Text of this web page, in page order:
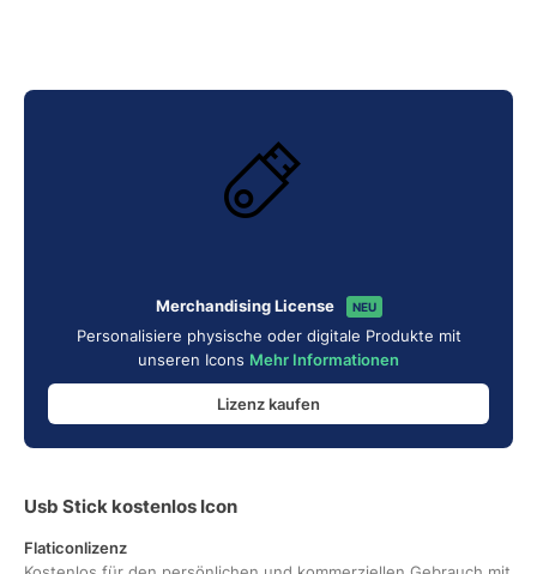
Merchandising License NEU
Personalisiere physische oder digitale Produkte mit
unseren Icons Mehr Informationen
Lizenz kaufen
Usb Stick kostenlos Icon
Flaticonlizenz